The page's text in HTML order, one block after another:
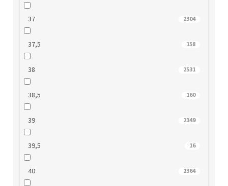
37 2304
37,5 158
38 2531
38,5 160
39 2349
39,5 16
40 2364